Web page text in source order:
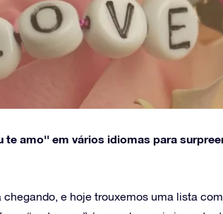
te amo'' em vários idiomas para
chegando, e hoje trouxemos uma lista